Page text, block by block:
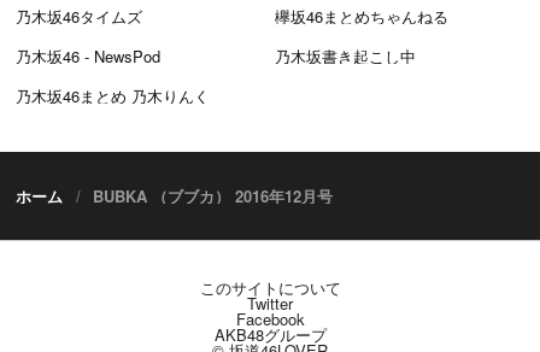
乃木坂46タイムズ
欅坂46まとめちゃんねる
乃木坂46 - NewsPod
乃木坂書き起こし中
乃木坂46まとめ 乃木りんく
ホーム BUBKA （ブブカ） 2016年12月号
このサイトについて
Twitter
Facebook
AKB48グループ